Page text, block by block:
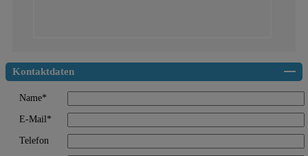
Kontaktdaten
Name*
E-Mail*
Telefon